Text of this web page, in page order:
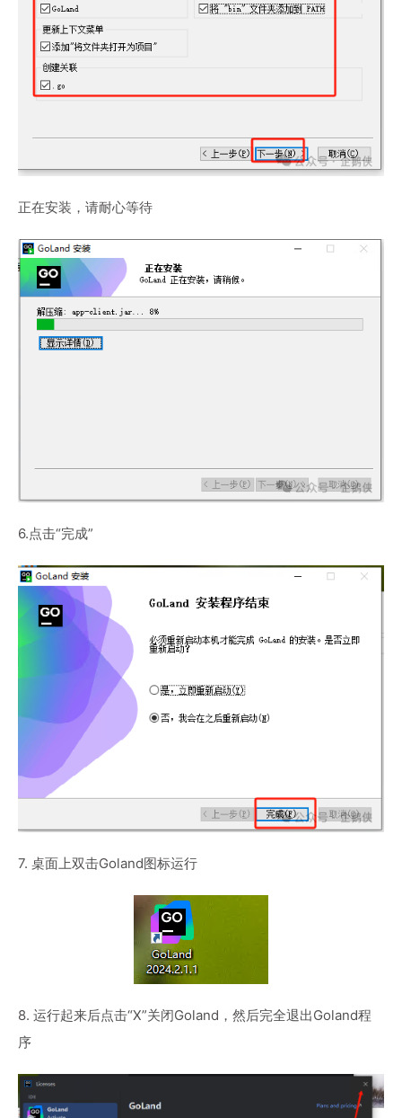
正在安装，请耐心等待
6.点击“完成”
7. 桌面上双击Goland图标运行
8. 运行起来后点击“X”关闭Goland，然后完全退出Goland程
序